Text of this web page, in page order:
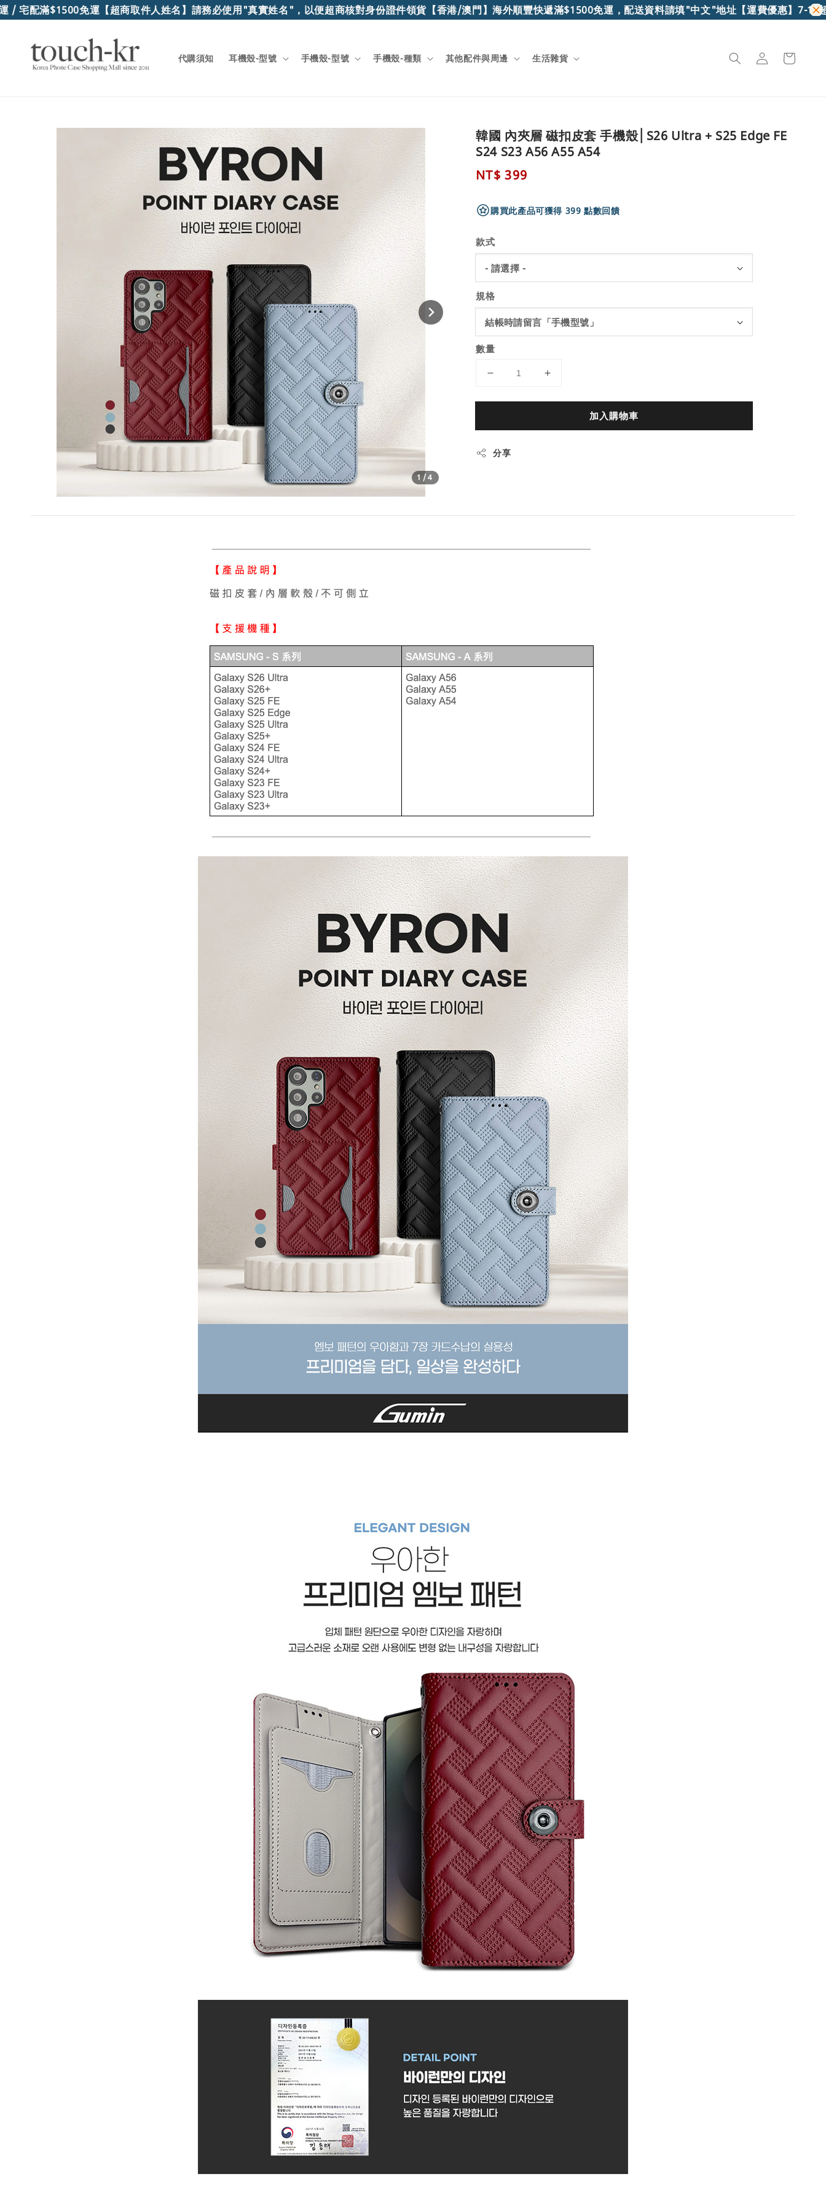
滿$1500免運【超商取件人姓名】請務必使用"真實姓名"，以便超商核對身份證件領貨【香港/澳門】海外順豐快遞滿$1500免運，配送資料請填"中文"地址【運費優惠】7-11超取
代購須知 耳機殼-型號 手機殼-型號 手機殼-種類 其他配件與周邊 生活雜貨
1 /4
韓國 內夾層 磁扣皮套 手機殼│S26 Ultra + S25 Edge FE
S24 S23 A56 A55 A54
Regular
NT$ 399
購買此產品可獲得 399 點數回饋
款式
規格
數量
加入購物車
分享